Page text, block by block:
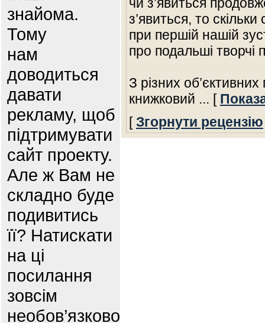
знайома.
Тому
нам
доводиться
давати
рекламу, щоб
підтримувати
сайт проекту.
Але ж Вам не
складно буде
подивитись
її? Натискати
на ці
посилання
зовсім
необов’язково
з’явиться, то
при першій нашій
про подальші творчі
З різних
книжковий ... [
[Згорнути рецензію